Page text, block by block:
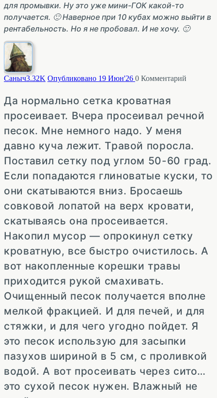
для промывки. Ну это уже мини-ГОК какой-то
получается. 🙂 Наверное при 10 кубах можно выйти в
рентабельность. Но я не пробовал. И не хочу. 🙂
Саныч3.32K Опубликовано 19 Июн'26 0 Комментарий
Да нормально сетка кроватная
просеивает. Вчера просеивал речной
песок. Мне немного надо. У меня
давно куча лежит. Травой поросла.
Поставил сетку под углом 50-60 град.
Если попадаются глиноватые куски, то
они скатываются вниз. Бросаешь
совковой лопатой на верх кровати,
скатываясь она просеивается.
Накопил мусор — опрокинул сетку
кроватную, все быстро очистилось. А
вот накопленные корешки травы
приходится рукой смахивать.
Очищенный песок получается вполне
мелкой фракцией. И для печей, и для
стяжки, и для чего угодно пойдет. Я
это песок использую для засыпки
пазухов шириной в 5 см, с проливкой
водой. А вот просеивать через сито…
это сухой песок нужен. Влажный не